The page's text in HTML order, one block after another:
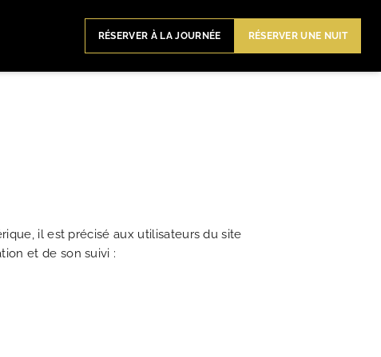
RÉSERVER À LA JOURNÉE RÉSERVER UNE NUIT
il est précisé aux utilisateurs du site
et de son suivi :